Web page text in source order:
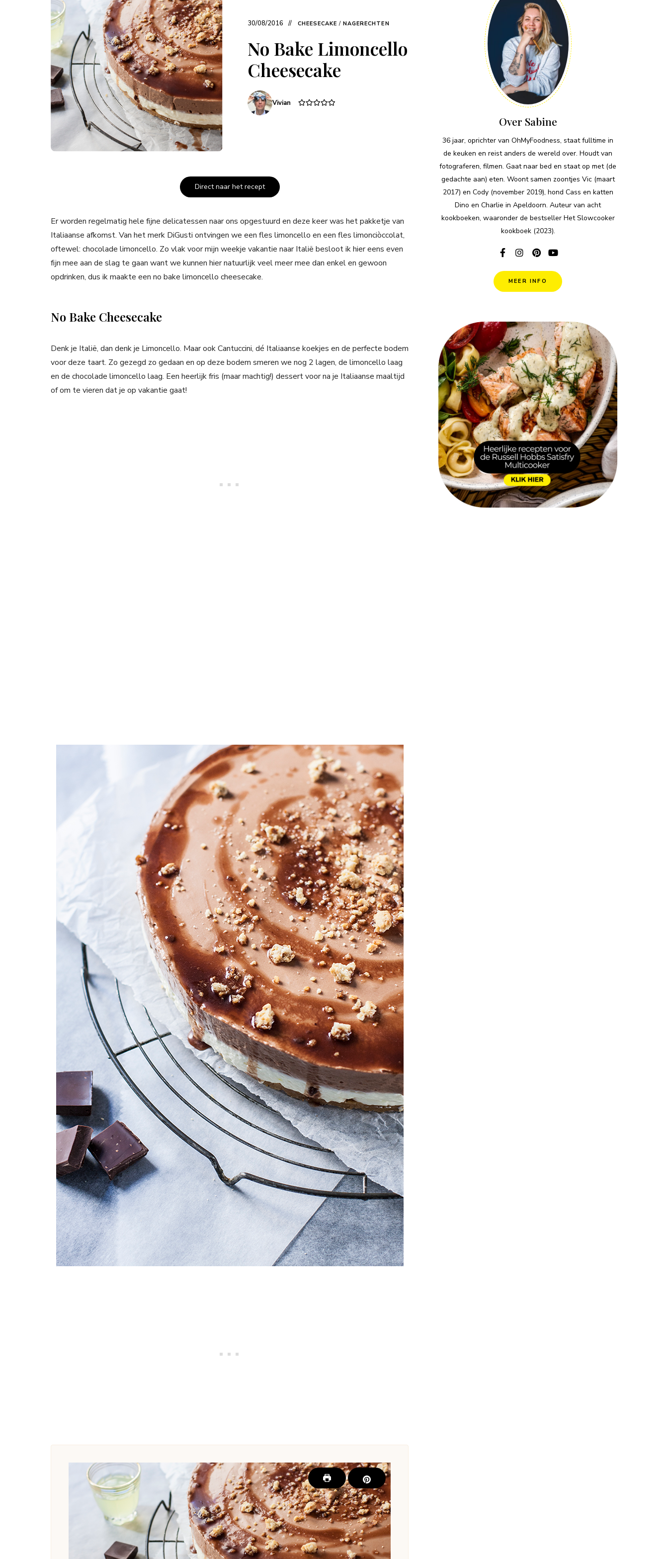
30/08/2016 CHEESECAKE / NAGERECHTEN
No Bake Limoncello
Cheesecake
Vivian
Direct naar het recept
Er worden regelmatig hele fijne delicatessen naar ons opgestuurd en deze keer was het pakketje van
Italiaanse afkomst. Van het merk DiGusti ontvingen we een fles limoncello en een fles limonciòccolat,
oftewel: chocolade limoncello. Zo vlak voor mijn weekje vakantie naar Italië besloot ik hier eens even
fijn mee aan de slag te gaan want we kunnen hier natuurlijk veel meer mee dan enkel en gewoon
opdrinken, dus ik maakte een no bake limoncello cheesecake.
No Bake Cheesecake
Denk je Italië, dan denk je Limoncello. Maar ook Cantuccini, dé Italiaanse koekjes en de perfecte bodem
voor deze taart. Zo gezegd zo gedaan en op deze bodem smeren we nog 2 lagen, de limoncello laag
en de chocolade limoncello laag. Een heerlijk fris (maar machtig!) dessert voor na je Italiaanse maaltijd
of om te vieren dat je op vakantie gaat!
Over Sabine
36 jaar, oprichter van OhMyFoodness, staat fulltime in
de keuken en reist anders de wereld over. Houdt van
fotograferen, filmen. Gaat naar bed en staat op met (de
gedachte aan) eten. Woont samen zoontjes Vic (maart
2017) en Cody (november 2019), hond Cass en katten
Dino en Charlie in Apeldoorn. Auteur van acht
kookboeken, waaronder de bestseller Het Slowcooker
kookboek (2023).
MEER INFO